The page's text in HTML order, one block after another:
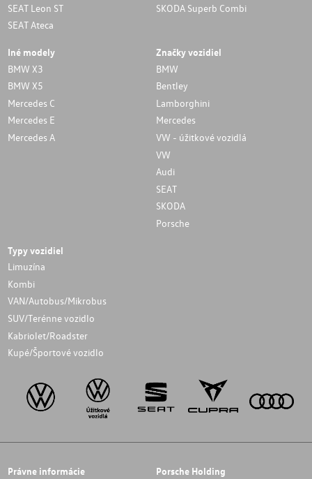
SEAT Leon ST
SEAT Ateca
SKODA Superb Combi
Iné modely
BMW X3
BMW X5
Mercedes C
Mercedes E
Mercedes A
Značky vozidiel
BMW
Bentley
Lamborghini
Mercedes
VW - úžitkové vozidlá
VW
Audi
SEAT
SKODA
Porsche
Typy vozidiel
Limuzína
Kombi
VAN/Autobus/Mikrobus
SUV/Terénne vozidlo
Kabriolet/Roadster
Kupé/Športové vozidlo
Právne informácie Porsche Holding